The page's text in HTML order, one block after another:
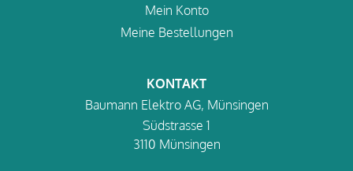
Mein Konto
Meine Bestellungen
KONTAKT
Baumann Elektro AG, Münsingen
Südstrasse 1
3110 Münsingen